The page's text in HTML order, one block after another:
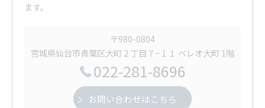
ます。
〒980-0804
宮城県仙台市青葉区大町２丁目７−１１ ベレオ大町 1階
022-281-8696
お問い合わせはこちら